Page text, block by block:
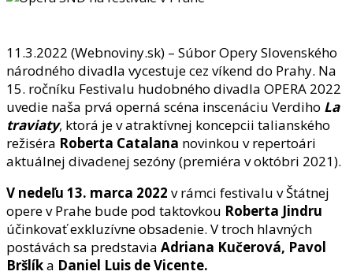
11.3.2022 (Webnoviny.sk) – Súbor Opery Slovenského
národného divadla vycestuje cez víkend do Prahy. Na
15. ročníku Festivalu hudobného divadla OPERA 2022
uvedie naša prvá operná scéna inscenáciu Verdiho La
traviaty, ktorá je v atraktívnej koncepcii talianského
režiséra Roberta Catalana novinkou v repertoári
aktuálnej divadenej sezóny (premiéra v októbri 2021).
V nedeľu 13. marca 2022 v rámci festivalu v Štátnej
opere v Prahe bude pod taktovkou Roberta Jindru
účinkovať exkluzívne obsadenie. V troch hlavných
postávách sa predstavia Adriana Kučerová, Pavol
Bršlíka Daniel Luis de Vicente.